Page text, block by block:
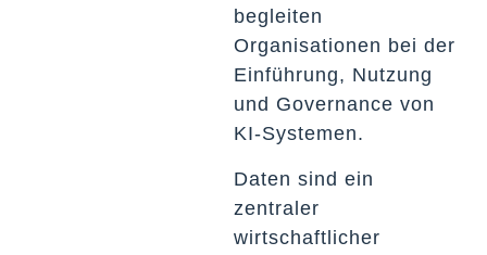
begleiten
Organisationen bei der
Einführung, Nutzung
und Governance von
KI-Systemen.
Daten sind ein
zentraler
wirtschaftlicher